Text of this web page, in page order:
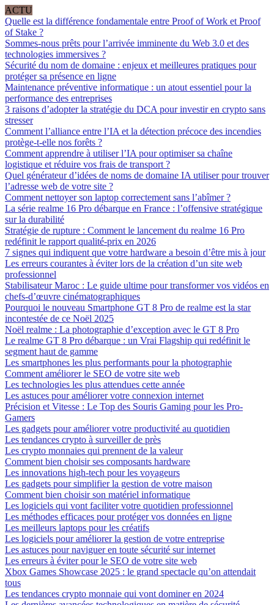
ACTU
Quelle est la différence fondamentale entre Proof of Work et Proof
of Stake ?
Sommes-nous prêts pour l’arrivée imminente du Web 3.0 et des
technologies immersives ?
Sécurité du nom de domaine : enjeux et meilleures pratiques pour
protéger sa présence en ligne
Maintenance préventive informatique : un atout essentiel pour la
performance des entreprises
3 raisons d’adopter la stratégie du DCA pour investir en crypto sans
stresser
Comment l’alliance entre l’IA et la détection précoce des incendies
protège-t-elle nos forêts ?
Comment apprendre à utiliser l’IA pour optimiser sa chaîne
logistique et réduire vos frais de transport ?
Quel générateur d’idées de noms de domaine IA utiliser pour trouver
l’adresse web de votre site ?
Comment nettoyer son laptop correctement sans l’abîmer ?
La série realme 16 Pro débarque en France : l’offensive stratégique
sur la durabilité
Stratégie de rupture : Comment le lancement du realme 16 Pro
redéfinit le rapport qualité-prix en 2026
7 signes qui indiquent que votre hardware a besoin d’être mis à jour
Les erreurs courantes à éviter lors de la création d’un site web
professionnel
Stabilisateur Maroc : Le guide ultime pour transformer vos vidéos en
chefs-d’œuvre cinématographiques
Pourquoi le nouveau Smartphone GT 8 Pro de realme est la star
incontestée de ce Noël 2025
Noël realme : La photographie d’exception avec le GT 8 Pro
Le realme GT 8 Pro débarque : un Vrai Flagship qui redéfinit le
segment haut de gamme
Les smartphones les plus performants pour la photographie
Comment améliorer le SEO de votre site web
Les technologies les plus attendues cette année
Les astuces pour améliorer votre connexion internet
Précision et Vitesse : Le Top des Souris Gaming pour les Pro-
Gamers
Les gadgets pour améliorer votre productivité au quotidien
Les tendances crypto à surveiller de près
Les crypto monnaies qui prennent de la valeur
Comment bien choisir ses composants hardware
Les innovations high-tech pour les voyageurs
Les gadgets pour simplifier la gestion de votre maison
Comment bien choisir son matériel informatique
Les logiciels qui vont faciliter votre quotidien professionnel
Les méthodes efficaces pour protéger vos données en ligne
Les meilleurs laptops pour les créatifs
Les logiciels pour améliorer la gestion de votre entreprise
Les astuces pour naviguer en toute sécurité sur internet
Les erreurs à éviter pour le SEO de votre site web
Xbox Games Showcase 2025 : le grand spectacle qu’on attendait
tous
Les tendances crypto monnaie qui vont dominer en 2024